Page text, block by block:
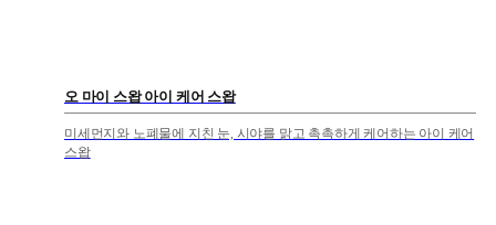
오 마이 스왑 아이 케어 스왑
미세먼지와 노폐물에 지친 눈, 시야를 맑고 촉촉하게 케어하는 아이 케어
스왑